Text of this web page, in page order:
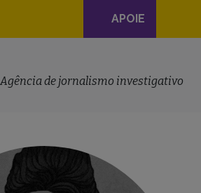
Navegação
principal
APOIE
Agência de jornalismo investigativo